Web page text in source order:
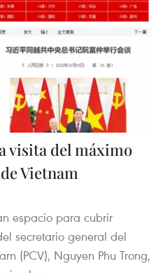
visita del máximo
Vietnam
espacio para cubrir
secretario general del
(PCV), Nguyen Phu Trong,